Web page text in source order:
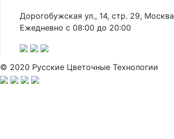
Дорогобужская ул., 14, стр. 29, Москва
Ежедневно с 08:00 до 20:00
© 2020 Русские Цветочные Технологии